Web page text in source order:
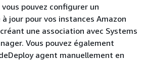
pouvez configurer un
jour pour vos instances Amazon
une association avec Systems
Vous pouvez également
agent manuellement en